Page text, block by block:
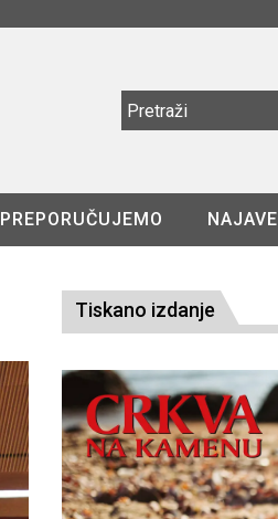
PREPORUČUJEMO NAJAVE
Tiskano izdanje